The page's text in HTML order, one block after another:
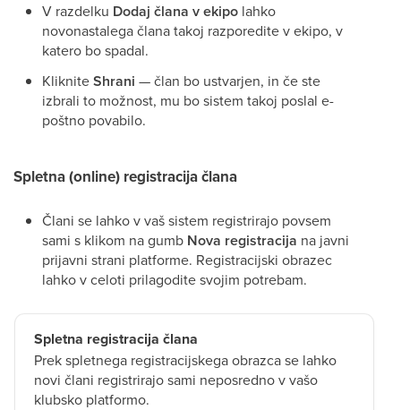
V razdelku Dodaj člana v ekipo lahko
novonastalega člana takoj razporedite v ekipo, v
katero bo spadal.
KlikniteShrani — član bo ustvarjen, in če ste
izbrali to možnost, mu bo sistem takoj poslal e-
poštno povabilo.
Spletna (online) registracija člana
Člani se lahko v vaš sistem registrirajo povsem
sami s klikom na gumb Nova registracija na javni
prijavni strani platforme. Registracijski obrazec
lahko v celoti prilagodite svojim potrebam.
Spletna registracija člana
Prek spletnega registracijskega obrazca se lahko
novi člani registrirajo sami neposredno v vašo
klubsko platformo.